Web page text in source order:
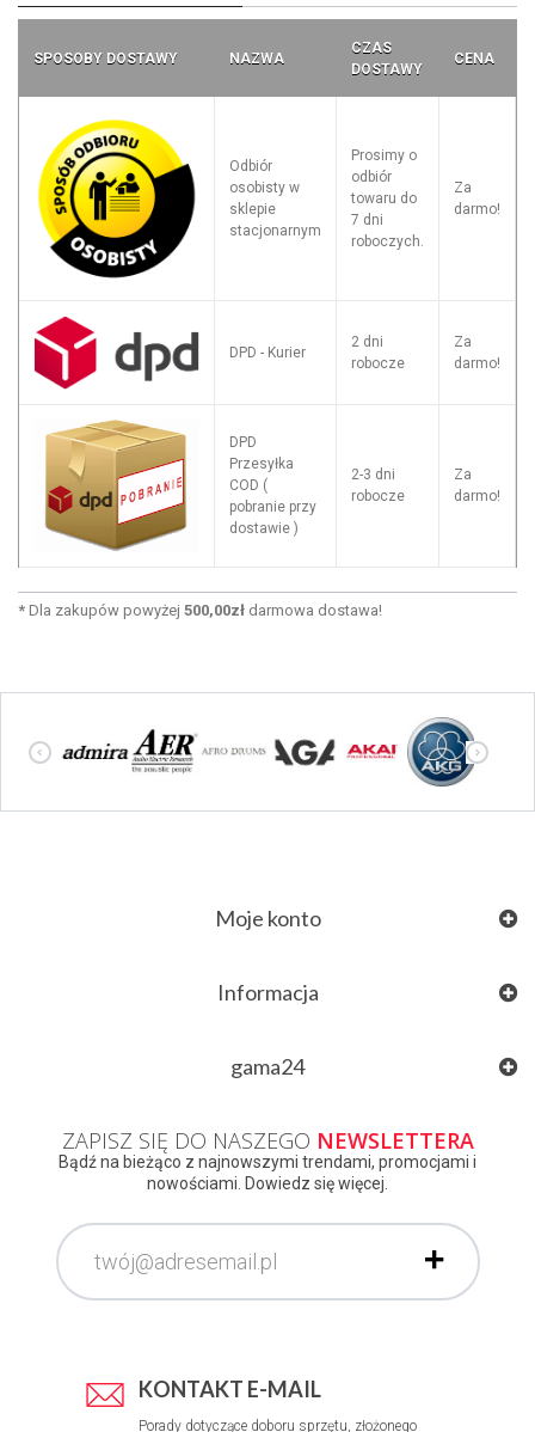
SPOSOBY DOSTAWY NAZWA
CZAS
DOSTAWY
CENA
Odbiór
osobisty w
sklepie
stacjonarnym
Prosimy o
odbiór
towaru do
7 dni
roboczych.
Za
darmo!
DPD - Kurier
2 dni
robocze
Za
darmo!
DPD
Przesyłka
COD (
pobranie przy
dostawie )
2-3 dni
robocze
Za
darmo!
* Dla zakupów powyżej 500,00zł darmowa dostawa!
Moje konto
Informacja
gama24
ZAPISZ SIĘ DO NASZEGO NEWSLETTERA
Bądź na bieżąco z najnowszymi trendami, promocjami i
nowościami. Dowiedz się więcej.
KONTAKT E-MAIL
Porady dotyczące doboru sprzętu, złożonego